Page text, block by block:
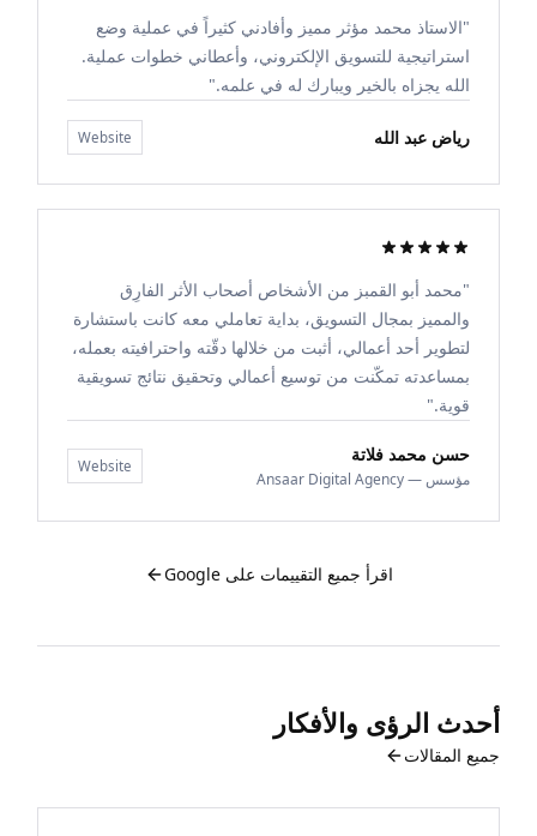
"الاستاذ محمد مؤثر مميز وأفادني كثيراً في عملية وضع
استراتيجية للتسويق الإلكتروني، وأعطاني خطوات عملية.
الله يجزاه بالخير ويبارك له في علمه."
رياض عبد الله Website
"محمد أبو القمبز من الأشخاص أصحاب الأثر الفارِق
والمميز بمجال التسويق، بداية تعاملي معه كانت باستشارة
لتطوير أحد أعمالي، أثبت من خلالها دقّته واحترافيته بعمله،
بمساعدته تمكّنت من توسيع أعمالي وتحقيق نتائج تسويقية
قوية."
حسن محمد فلاتة
مؤسس — Ansaar Digital Agency
Website
اقرأ جميع التقييمات على Google
أحدث الرؤى والأفكار
جميع المقالات